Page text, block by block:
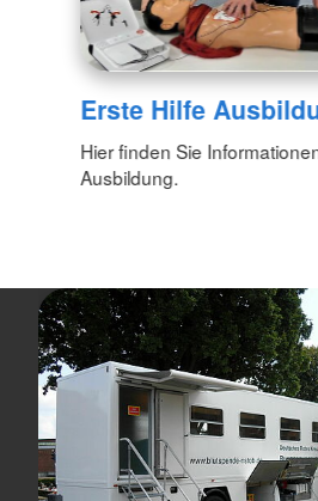
Erste Hilfe
Hier finden Sie
Ausbildung.